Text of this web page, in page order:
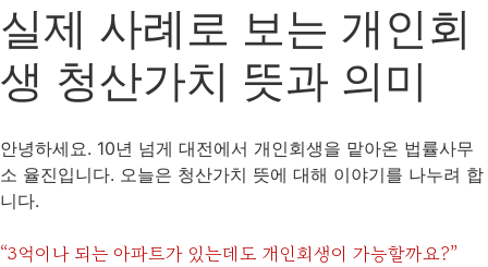
실제 사례로 보는 개인회
생 청산가치 뜻과 의미
안녕하세요. 10년 넘게 대전에서 개인회생을 맡아온 법률사무
소 율진입니다. 오늘은 청산가치 뜻에 대해 이야기를 나누려 합
니다.
“3억이나 되는 아파트가 있는데도 개인회생이 가능할까요?”